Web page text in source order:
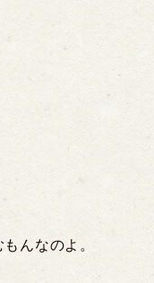
んなのよ。